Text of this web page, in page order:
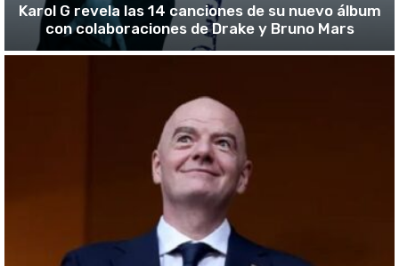
Karol G revela las 14 canciones de su nuevo álbum
con colaboraciones de Drake y Bruno Mars